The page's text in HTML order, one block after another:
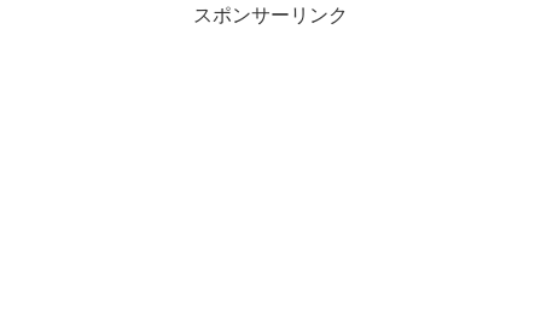
スポンサーリンク